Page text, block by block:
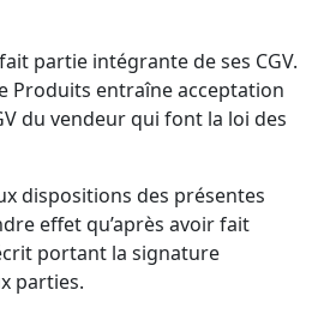
partie intégrante de ses CGV.
Produits entraîne acceptation
du vendeur qui font la loi des
dispositions des présentes
effet qu’après avoir fait
portant la signature
parties.